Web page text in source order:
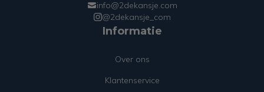
info@2dekansje.com
@2dekansje_com
Informatie
Over ons
Klantenservice